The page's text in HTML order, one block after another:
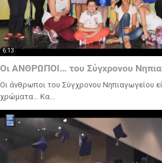
6:13
Οι ΑΝΘΡΩΠΟΙ… του Σύγχρονου
Οι άνθρωποι του Σύγχρονου Νηπιαγωγείου
χρώματα… Κα...